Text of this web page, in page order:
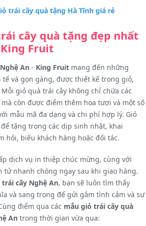
trái cây quà tặng Hà Tĩnh giá rẻ
cây quà tặng đẹp nhất
Fruit
An - King Fruit mang đến những
và gọn gàng, được thiết kế trong giỏ,
giỏ quà trái cây không chỉ chứa các
còn được điểm thêm hoa tươi và một số
mẫu mã đa dạng và chi phí hợp lý. Giỏ
tặng trong các dịp sinh nhật, khai
hỏi, biếu khách hàng hoặc đối tác.
dịch vụ in thiệp chúc mừng, cùng với
tử nhanh chóng ngay sau khi giao hàng.
cây Nghệ An, bạn sẽ luôn tìm thấy
và sang trọng để gửi gắm tình cảm và sự
điểm qua các mẫu giỏ trái cây quà
An trong thời gian vừa qua: